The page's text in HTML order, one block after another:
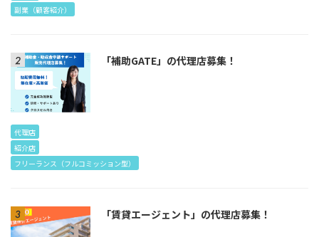
副業（顧客紹介）
「補助GATE」の代理店募集！
代理店
紹介店
フリーランス（フルコミッション型）
「賃貸エージェント」の代理店募集！